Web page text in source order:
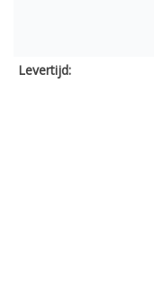
Levertijd: